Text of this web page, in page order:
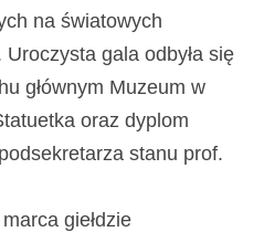
na światowych
gala odbyła się
głównym Muzeum w
oraz dyplom
stanu prof.
giełdzie